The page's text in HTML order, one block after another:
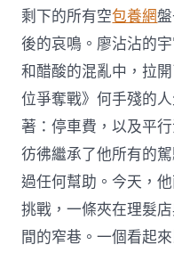
剩下的所有空包養網
後的哀鳴。廖沾沾的
和醋酸的混亂中，拉
位爭奪戰》何手殘的
著：停車費，以及平
彷彿繼承了他所有的
過任何幫助。今天，
挑戰，一條夾在理髮
間的窄巷。一個看起